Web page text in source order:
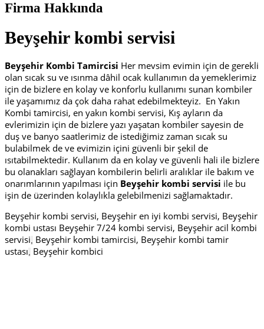
Firma Hakkında
Beyşehir kombi servisi
Beyşehir Kombi Tamircisi Her mevsim evimin için de gerekli
olan sıcak su ve ısınma dâhil ocak kullanımın da yemeklerimiz
için de bizlere en kolay ve konforlu kullanımı sunan kombiler
ile yaşamımız da çok daha rahat edebilmekteyiz. En Yakın
Kombi tamircisi, en yakın kombi servisi, Kış ayların da
evlerimizin için de bizlere yazı yaşatan kombiler sayesin de
duş ve banyo saatlerimiz de istediğimiz zaman sıcak su
bulabilmek de ve evimizin içini güvenli bir şekil de
ısıtabilmektedir. Kullanım da en kolay ve güvenli hali ile bizlere
bu olanakları sağlayan kombilerin belirli aralıklar ile bakım ve
onarımlarının yapılması için Beyşehir kombi servisi ile bu
işin de üzerinden kolaylıkla gelebilmenizi sağlamaktadır.
Beyşehir kombi servisi, Beyşehir en iyi kombi servisi, Beyşehir
kombi ustası Beyşehir 7/24 kombi servisi, Beyşehir acil kombi
servisi, Beyşehir kombi tamircisi, Beyşehir kombi tamir
ustası, Beyşehir kombici